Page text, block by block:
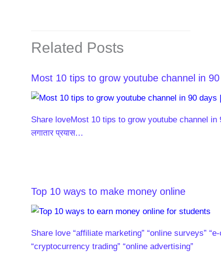
Related Posts
Most 10 tips to grow youtube channel in
Share loveMost 10 tips to grow youtube channel in
लगातार प्रयास…
Top 10 ways to make money online
Share love “affiliate marketing” “online surveys”
“cryptocurrency trading” “online advertising”